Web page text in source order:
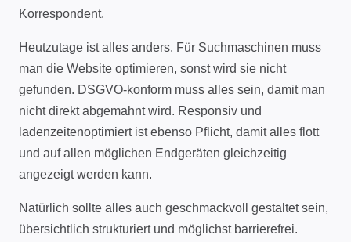
Korrespondent.
Heutzutage ist alles anders. Für Suchmaschinen muss
man die Website optimieren, sonst wird sie nicht
gefunden. DSGVO-konform muss alles sein, damit man
nicht direkt abgemahnt wird. Responsiv und
ladenzeitenoptimiert ist ebenso Pflicht, damit alles flott
und auf allen möglichen Endgeräten gleichzeitig
angezeigt werden kann.
Natürlich sollte alles auch geschmackvoll gestaltet sein,
übersichtlich strukturiert und möglichst barrierefrei.